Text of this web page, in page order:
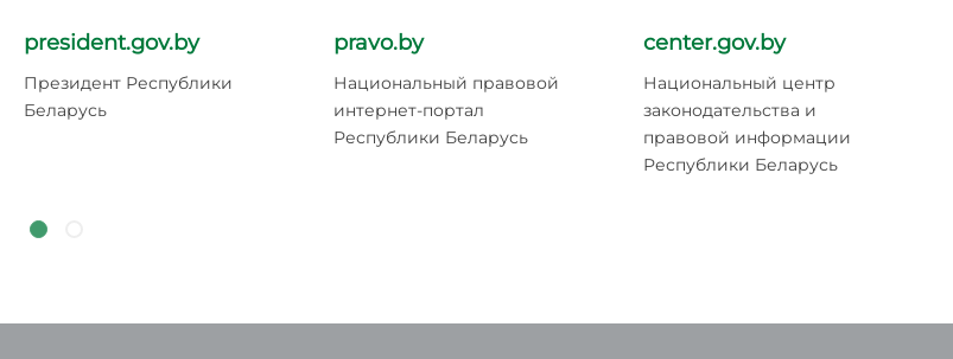
president.gov.by
Президент Республики
Беларусь
pravo.by
Национальный правовой
интернет-портал
Республики Беларусь
center.gov.by
Национальный центр
законодательства и
правовой информации
Республики Беларусь